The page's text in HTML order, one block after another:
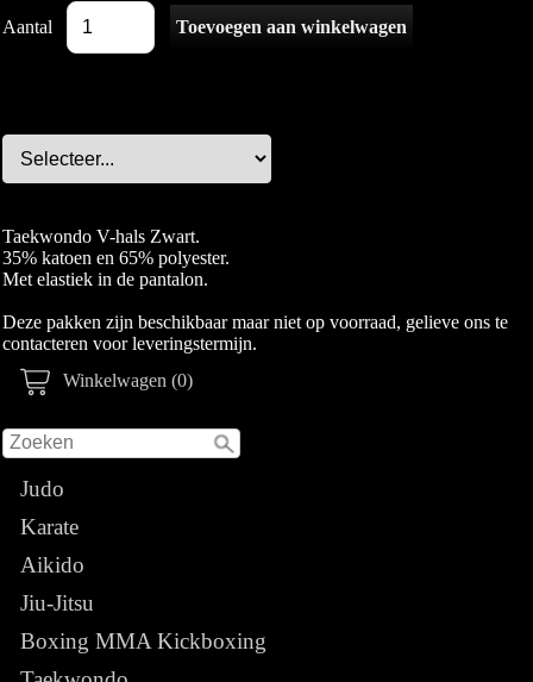
Winkelwagen (0)
Judo
Karate
Aikido
Jiu-Jitsu
Boxing MMA Kickboxing
Aantal
Taekwondo V-hals Zwart.
35% katoen en 65% polyester.
Met elastiek in de pantalon.
Deze pakken zijn beschikbaar maar niet op voorraad, gelieve ons te
contacteren voor leveringstermijn.